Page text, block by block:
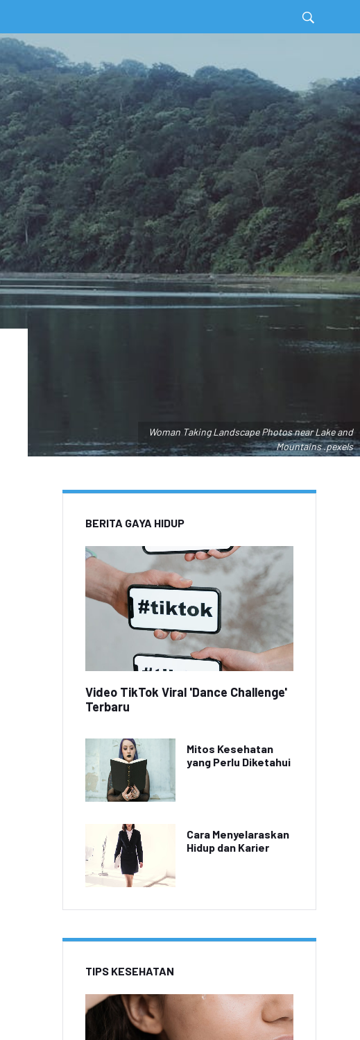
Woman Taking Landscape Photos near Lake and
Mountains .pexels
BERITA GAYA HIDUP
Video TikTok Viral 'Dance Challenge'
Terbaru
Mitos Kesehatan
yang Perlu Diketahui
Cara Menyelaraskan
Hidup dan Karier
TIPS KESEHATAN